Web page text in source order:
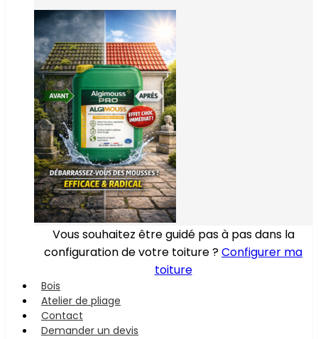
Vous souhaitez être guidé pas à pas dans la
configuration de votre toiture ?Configurer ma
toiture
Bois
Atelier de pliage
Contact
Demander un devis